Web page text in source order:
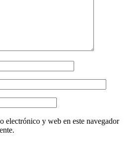
electrónico y web en este navegador